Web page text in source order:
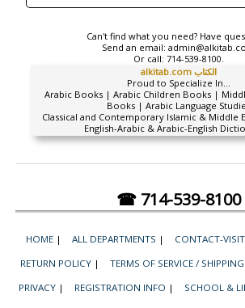
Can't find what you need? Have
Send an email:
Or call: 714-539-8100.
alkitab.com الكتاب
Proud to Specialize In...
Arabic Books | Arabic Children Books |
Books | Arabic Language
Classical and Contemporary Islamic & Middle
English-Arabic & Arabic-English
☎ 714-539-8100
HOME | ALL DEPARTMENTS | CONTACT-
RETURN POLICY | TERMS OF SERVICE /
PRIVACY | REGISTRATION INFO | SCHOOL &